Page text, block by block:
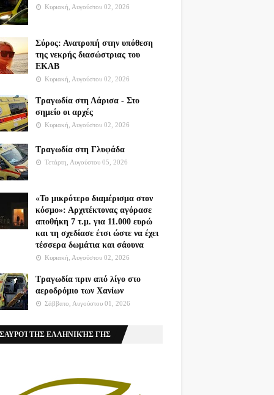
Κυριακή, Αυγούστου 02, 2026
Σύρος: Ανατροπή στην υπόθεση
της νεκρής διασώστριας του
ΕΚΑΒ
Κυριακή, Αυγούστου 02, 2026
Τραγωδία στη Λάρισα - Στο
σημείο οι αρχές
Κυριακή, Αυγούστου 02, 2026
Τραγωδία στη Γλυφάδα
Τετάρτη, Αυγούστου 05, 2026
«Το μικρότερο διαμέρισμα στον
κόσμο»: Αρχιτέκτονας αγόρασε
αποθήκη 7 τ.μ. για 11.000 ευρώ
και τη σχεδίασε έτσι ώστε να έχει
τέσσερα δωμάτια και σάουνα
Κυριακή, Αυγούστου 02, 2026
Τραγωδία πριν από λίγο στο
αεροδρόμιο των Χανίων
Σάββατο, Αυγούστου 01, 2026
ΤΗΣ ΕΛΛΗΝΙΚΉΣ ΓΗΣ